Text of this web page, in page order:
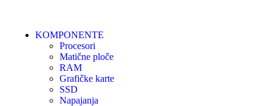
KOMPONENTE
Procesori
Matične ploče
RAM
Grafičke karte
SSD
Napajanja